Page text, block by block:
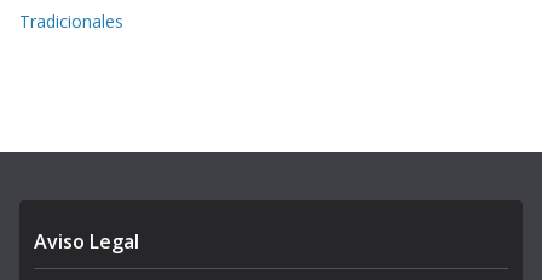
Tradicionales
Aviso Legal